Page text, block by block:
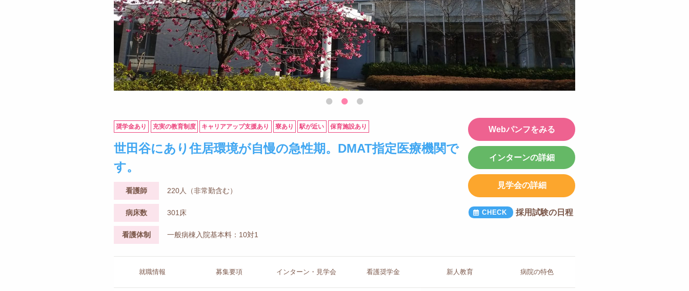
奨学金あり 充実の教育制度 キャリアアップ支援あり 寮あり 駅が近い 保育施設あり
世田谷にあり住居環境が自慢の急性期。DMAT指定医療機関で
す。
看護師 220人（非常勤含む）
病床数 301床
看護体制 一般病棟入院基本料：10対1
Webパンフをみる
インターンの詳細
見学会の詳細
採用試験の日程
就職情報 募集要項 インターン ・見学会 看護奨学金 新人教育 病院の特色